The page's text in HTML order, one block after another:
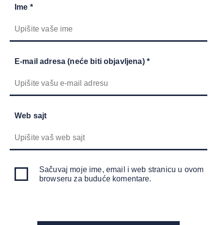
Ime *
E-mail adresa (neće biti objavljena) *
Web sajt
Sačuvaj moje ime, email i web stranicu u ovom
browseru za buduće komentare.